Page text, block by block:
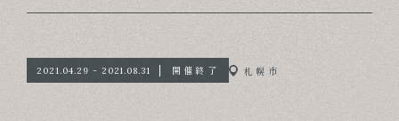
MODEL HOUSE
2021.04.29 - 2021.08.31 開催終了 札幌市